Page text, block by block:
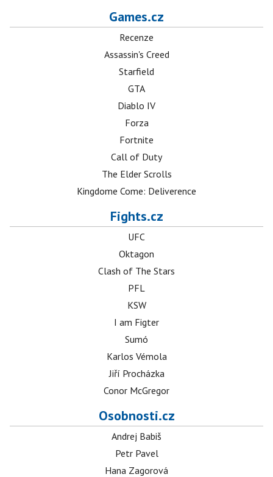
Games.cz
Recenze
Assassin's Creed
Starfield
GTA
Diablo IV
Forza
Fortnite
Call of Duty
The Elder Scrolls
Kingdome Come: Deliverence
Fights.cz
UFC
Oktagon
Clash of The Stars
PFL
KSW
I am Figter
Sumó
Karlos Vémola
Jiří Procházka
Conor McGregor
Osobnosti.cz
Andrej Babiš
Petr Pavel
Hana Zagorová